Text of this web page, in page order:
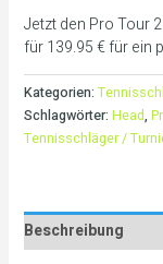
Jetzt den Pro Tour
für 139.95 € für ein
Kategorien:
Schlagwörter: Head,
Tennisschläger /
Beschreibung